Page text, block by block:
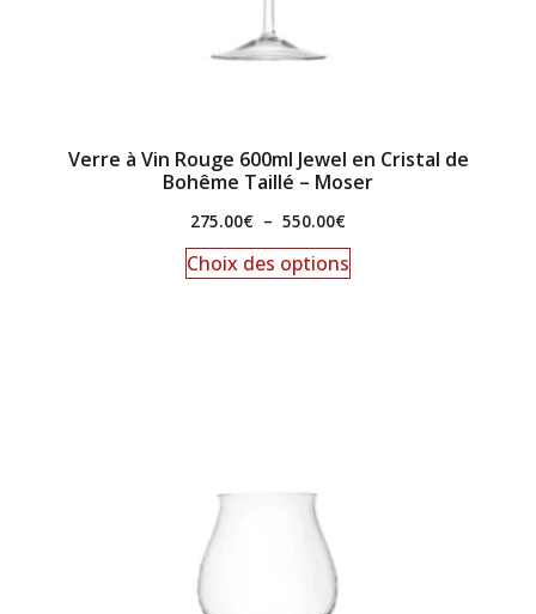
Verre à Vin Rouge 600ml Jewel en Cristal de
Bohême Taillé – Moser
275.00€ – 550.00€
Choix des options